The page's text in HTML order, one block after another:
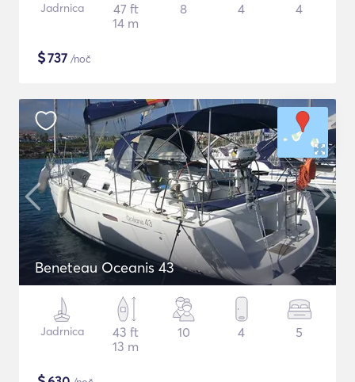
Jadrnica
47 ft
14 m
8 4 4
$737 /noč
Beneteau Oceanis 43
Jadrnica
43 ft
13 m
10 4 5